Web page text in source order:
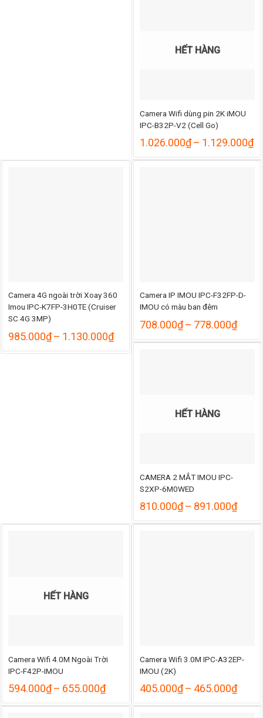
HẾT HÀNG
Camera Wifi dùng pin 2K iMOU
IPC-B32P-V2 (Cell Go)
1.026.000₫– 1.129.000₫
từ
Camera 4G ngoài trời Xoay 360
Imou IPC-K7FP-3H0TE (Cruiser
SC 4G 3MP)
985.000₫– 1.130.000₫Khoảng
giá:
từ
Camera IP IMOU IPC-F32FP-D-
IMOU có màu ban đêm
708.000₫– 778.000₫
giá:
từ
HẾT HÀNG
CAMERA 2 MẮT IMOU IPC-
S2XP-6M0WED
810.000₫– 891.000₫
từ
HẾT HÀNG
Camera Wifi 4.0M Ngoài Trời
IPC-F42P-IMOU
594.000₫– 655.000₫Khoảng
từ
Camera Wifi 3.0M IPC-A32EP-
IMOU (2K)
405.000₫– 465.000₫
từ